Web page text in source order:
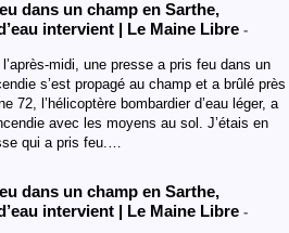
dans un champ en Sarthe,
intervient | Le Maine Libre -
midi, une presse a pris feu dans un
s’est propagé au champ et a brûlé près
72, l’hélicoptère bombardier d’eau léger, a
avec les moyens au sol. J’étais en
qui a pris feu.…
dans un champ en Sarthe,
intervient | Le Maine Libre -